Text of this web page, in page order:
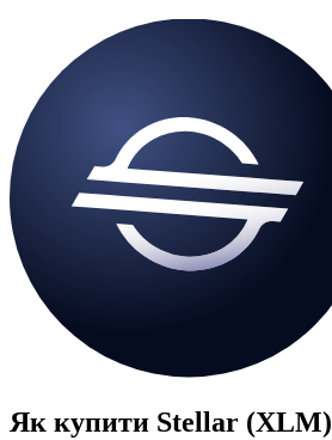
Як купити Stellar (XLM)